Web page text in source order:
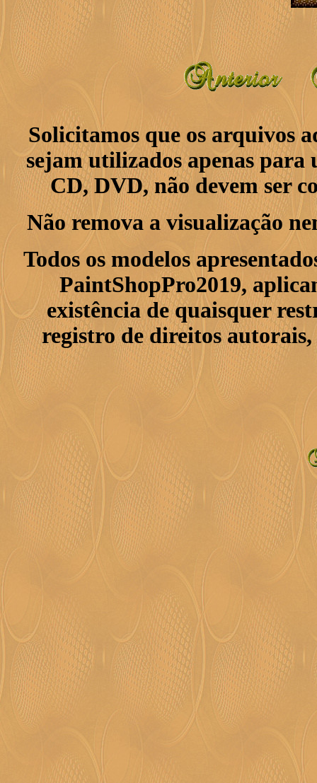
Solicitamos que os arquivos
sejam utilizados apenas para
CD, DVD, não devem ser
Não remova a visualização
Todos os modelos
PaintShopPro2019,
existência de quaisquer
registro de direitos